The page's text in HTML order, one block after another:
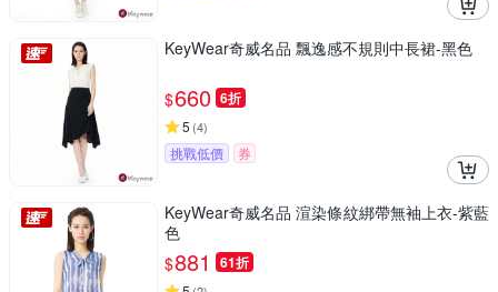
KeyWear奇威名品 飄逸感不規則中長裙-黑色
$660 6折
5 (4)
挑戰低價 券
KeyWear奇威名品 渲染條紋綁帶無袖上衣-紫藍
色
$881 61折